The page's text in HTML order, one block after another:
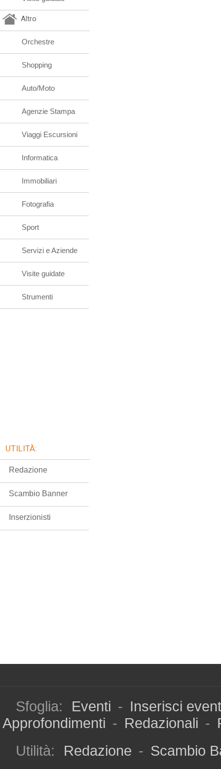
Altro
Orchestre
Shopping
Auto/Moto
Agenzie Stampa
Viaggi Escursioni
Informatica
Immobiliari
Fotografia
Sport
Servizi e Aziende
Visite guidate
Strumenti
UTILITÀ:
Redazione
Scambio Banner
Inserzionisti
Sfoglia: Eventi - Inserisci
Approfondimenti - Redazionali -
Utilità:
Redazione - Scambio